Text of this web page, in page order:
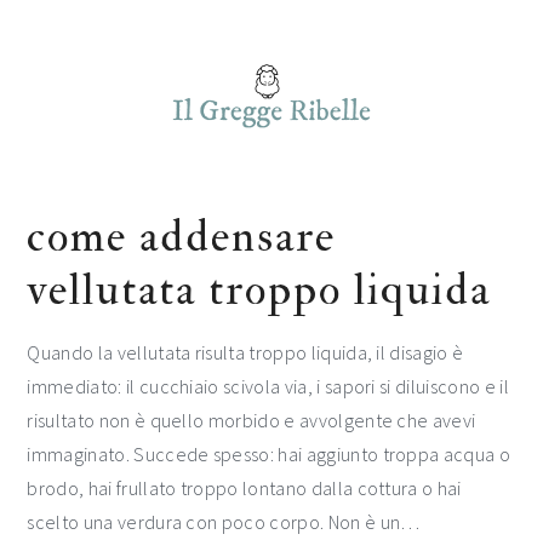
come addensare
vellutata troppo liquida​​
Quando la vellutata risulta troppo liquida, il disagio è
immediato: il cucchiaio scivola via, i sapori si diluiscono e il
risultato non è quello morbido e avvolgente che avevi
immaginato. Succede spesso: hai aggiunto troppa acqua o
brodo, hai frullato troppo lontano dalla cottura o hai
scelto una verdura con poco corpo. Non è un…